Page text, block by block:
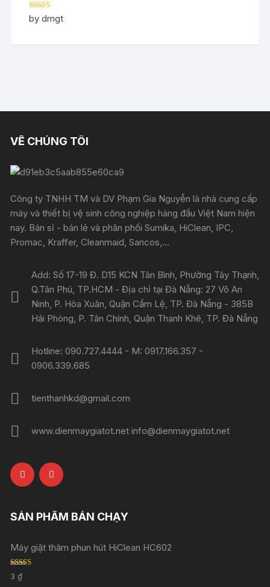
Rated5out
of 5
by dmgt
VỀ CHÚNG TÔI
Công ty TNHH TM và DV Phạm Gia Nguyễn là nhà cung cấp
máy và thiết bị vệ sinh công nghiệp hàng đầu Việt Nam hiện
nay. Bán sỉ - bán lẻ và phân phối Sumika, HiClean, IPC,
Promac, Kraffer, Cleanmaid, Sancos,...
Add: Số 17-19 Đ. D15 KCN Tân Bình, Phường Tây Thạnh,
Q.Tân Phú, TP.HCM - Địa chỉ tại Đà Nẵng: 27 Võ An
Ninh, P. Hòa Xuân, Quận Cẩm Lệ, TP. Đà Nẵng - 385B
Hải Phòng, P. Tân Chính, Quận Thanh Khê, TP. Đà Nẵng
Hotline: 090.727.4444 - M: 0917.166.357 -
0906.339.685
tienthanhkd@gmail.com
www.dienmaygiatot.net info@dienmaygiatot.net
SẢN PHẨM BÁN CHẠY
Máy giặt thảm phun hút HiClean HC602
Rated
out of 5
3₫